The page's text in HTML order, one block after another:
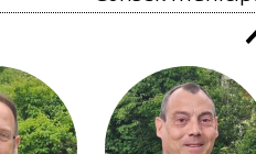
Déchetteries